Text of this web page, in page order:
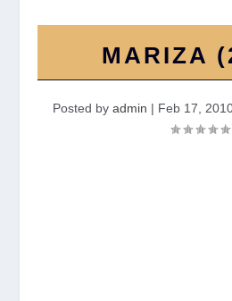
MARIZA
Posted by admin | Feb 17,